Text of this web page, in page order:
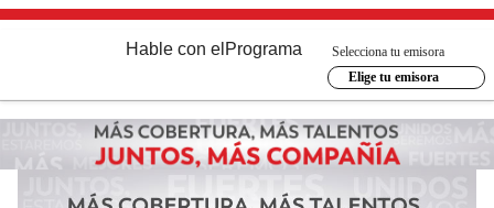
Hable con el Programa
Selecciona tu emisora
Elige tu emisora